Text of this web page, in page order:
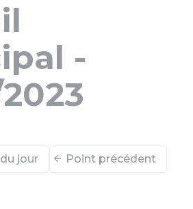
-
jour Point précédent